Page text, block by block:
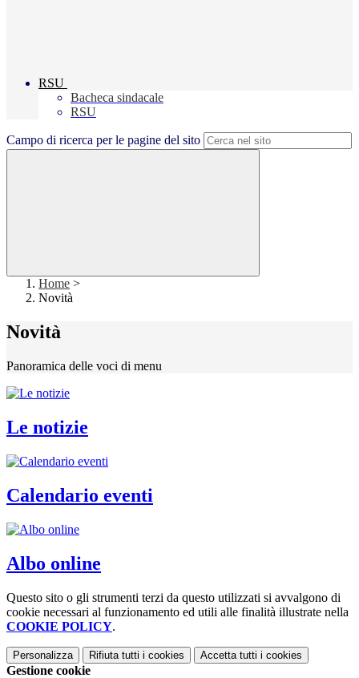
RSU
Bacheca sindacale
RSU
Campo di ricerca per le pagine del sito
Home >
Novità
Novità
Panoramica delle voci di menu
Le notizie
Calendario eventi
Albo online
Questo sito o gli strumenti terzi da questo utilizzati si avvalgono di
cookie necessari al funzionamento ed utili alle finalità illustrate nella
COOKIE POLICY.
Personalizza Rifiuta tutti i cookies Accetta tutti i cookies
Gestione cookie